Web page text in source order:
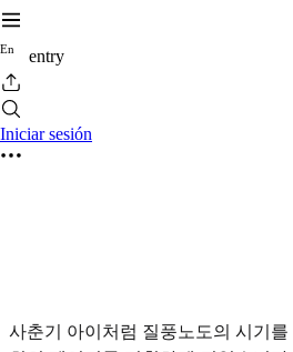
En entry
Iniciar sesión
사춘기 아이처럼 질풍노도의 시기